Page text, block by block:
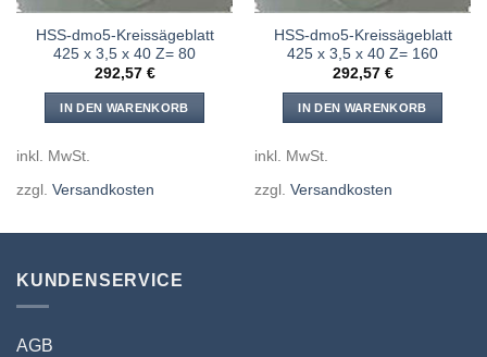
HSS-dmo5-Kreissägeblatt
425 x 3,5 x 40 Z= 80
292,57 €
IN DEN WARENKORB
inkl. MwSt.
zzgl. Versandkosten
HSS-dmo5-Kreissägeblatt
425 x 3,5 x 40 Z= 160
292,57 €
IN DEN WARENKORB
inkl. MwSt.
zzgl. Versandkosten
KUNDENSERVICE
AGB